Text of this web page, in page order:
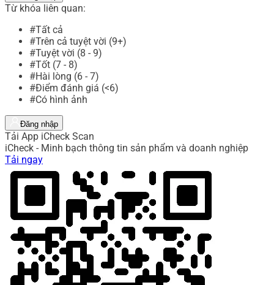
Từ khóa liên quan:
#Tất cả
#Trên cả tuyệt vời (9+)
#Tuyệt vời (8 - 9)
#Tốt (7 - 8)
#Hài lòng (6 - 7)
#Điểm đánh giá (<6)
#Có hình ảnh
Đăng nhập
Tải App iCheck Scan
iCheck - Minh bạch thông tin sản phẩm và doanh nghiệp
Tải ngay